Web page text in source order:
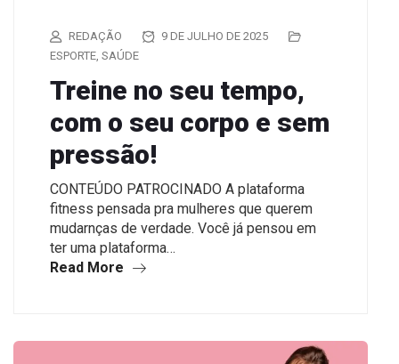
REDAÇÃO
9 DE JULHO DE 2025
ESPORTE, SAÚDE
Treine no seu tempo,
com o seu corpo e sem
pressão!
CONTEÚDO PATROCINADO A plataforma
fitness pensada pra mulheres que querem
mudarnças de verdade. Você já pensou em
ter uma plataforma…
Read More